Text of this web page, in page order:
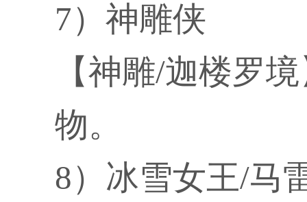
7）神雕侠
【神雕/迦楼罗
物。
8）冰雪女王/马